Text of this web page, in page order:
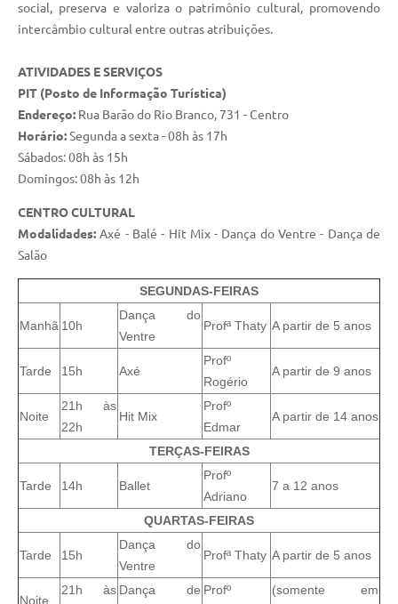
social, preserva e valoriza o patrimônio cultural, promovendo
intercâmbio cultural entre outras atribuições.
ATIVIDADES E SERVIÇOS
PIT (Posto de Informação Turística)
Endereço: Rua Barão do Rio Branco, 731 - Centro
Horário:Segunda a sexta - 08h às 17h
Sábados: 08h às 15h
Domingos: 08h às 12h
CENTRO CULTURAL
Modalidades:Axé - Balé - Hit Mix - Dança do Ventre - Dança de
Salão
SEGUNDAS-FEIRAS
Manhã 10h
Dança do
Ventre
Profª Thaty A partir de 5 anos
Tarde 15h Axé
Profº
Rogério
A partir de 9 anos
Noite
21h às
22h
Hit Mix
Profº
Edmar
A partir de 14 anos
TERÇAS-FEIRAS
Tarde 14h Ballet
Profº
Adriano
7 a 12 anos
QUARTAS-FEIRAS
Tarde 15h
Dança do
Ventre
Profª Thaty A partir de 5 anos
Noite
21h às Dança de Profº (somente em